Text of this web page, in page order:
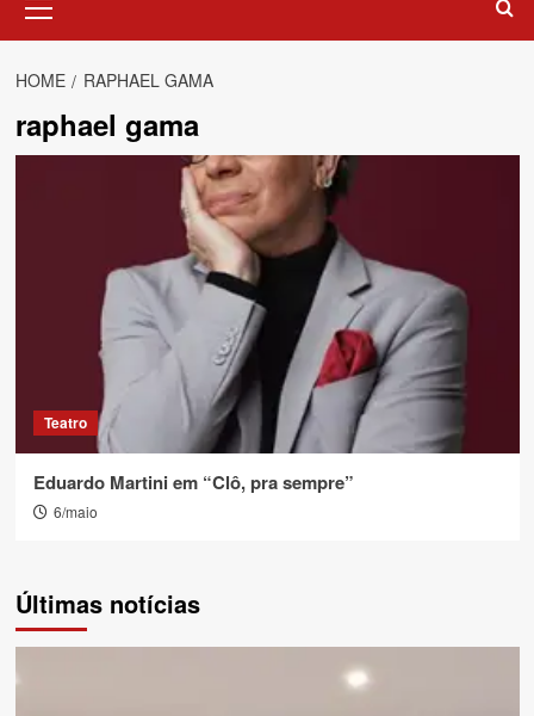
Menu
HOME RAPHAEL GAMA
raphael gama
Teatro
Eduardo Martini em “Clô, pra sempre”
6/maio
Últimas notícias